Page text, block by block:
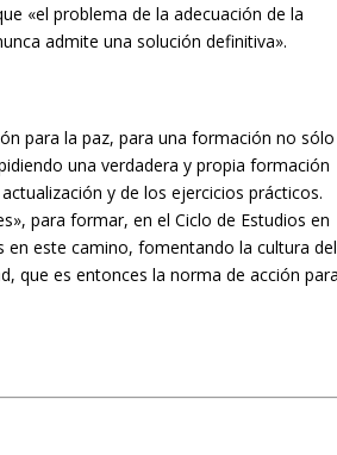
«el problema de la adecuación de la
admite una solución definitiva».
para la paz, para una formación no sólo
una verdadera y propia formación
y de los ejercicios prácticos.
para formar, en el Ciclo de Estudios en
en este camino, fomentando la cultura del
que es entonces la norma de acción